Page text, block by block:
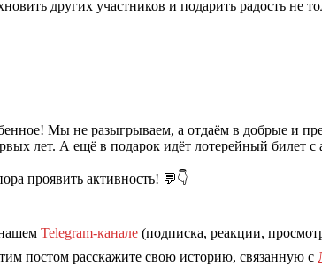
других участников и подарить радость не
Мы не разыгрываем, а отдаём в добрые и
лет. А ещё в подарок идёт лотерейный билет
проявить активность! 💬👇
Telegram-канале (подписка, реакции,
постом расскажите свою историю, связанную с